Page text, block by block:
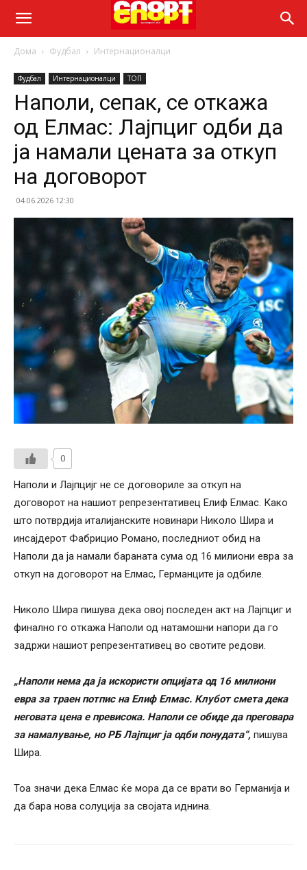
Дома Фудбал Интернационалци
Фудбал Интернационалци ТОП
Наполи, сепак, се откажа
од Елмас: Лајпциг одби да
ја намали цената за откуп
на договорот
04.06.2026 12:30
0
Наполи и Лајпцијг не се договориле за откуп на
договорот на нашиот репрезентативец Елиф Елмас. Како
што потврдија италијанските новинари Николо Шира и
инсајдерот Фабрицио Романо, последниот обид на
Наполи да ја намали бараната сума од 16 милиони евра за
откуп на договорот на Елмас, Германците ја одбиле.
Николо Шира пишува дека овој последен акт на Лајпциг и
финално го откажа Наполи од натамошни напори да го
задржи нашиот репрезентативец во свотите редови.
„Наполи нема да ја искористи опцијата од 16 милиони
евра за траен потпис на Елиф Елмас. Клубот смета дека
неговата цена е превисока. Наполи се обиде да преговара
за намалување, но РБ Лајпциг ја одби понудата“, пишува
Шира.
Тоа значи дека Елмас ќе мора да се врати во Германија и
да бара нова солуција за својата иднина.